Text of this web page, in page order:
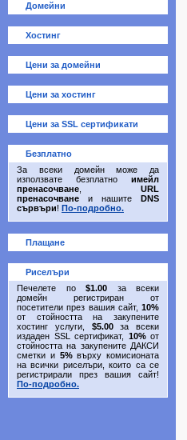
Домейни
Хостинг
Цени за домейни
Цени за хостинг
Цени за SSL сертификати
Безплатно
За всеки домейн може да
използвате безплатно имейл
пренасочване
URL
пренасочване и нашите DNS
сървъри! По-подробно.
Плащане
Риселъри
Печелете по $1.00 за всеки
домейн регистриран от
посетители през вашия сайт, 10%
от стойността на закупените
хостинг услуги, $5.00за всеки
издаден SSL сертификат, 10%от
стойността на закупените ДАКСИ
сметки и 5%върху комисионата
на всички риселъри, които са се
регистрирали през вашия сайт!
По-подробно.